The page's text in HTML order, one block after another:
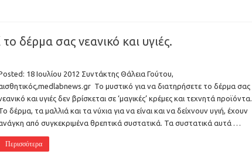
δέρμα σας νεανικό και υγιές.
18 Ιουλίου 2012 Συντάκτης Θάλεια Γούτου,
Το μυστικό για να διατηρήσετε το δέρμα σας
και υγιές δεν βρίσκεται σε ‘μαγικές’ κρέμες και τεχνητά προϊόντα.
δέρμα, τα μαλλιά και τα νύχια για να είναι και να δείχνουν υγιή, έχουν
από συγκεκριμένα θρεπτικά συστατικά. Τα συστατικά αυτά …
Περισσότερα